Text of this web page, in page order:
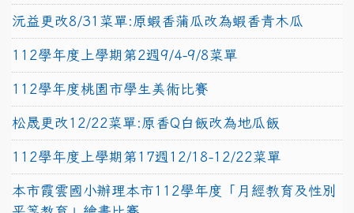
沅益更改8/31菜單:原蝦香蒲瓜改為蝦香青木瓜
112學年度上學期第2週9/4-9/8菜單
112學年度桃園市學生美術比賽
松晟更改12/22菜單:原香Q白飯改為地瓜飯
112學年度上學期第17週12/18-12/22菜單
本市霞雲國小辦理本市112學年度「月經教育及性別